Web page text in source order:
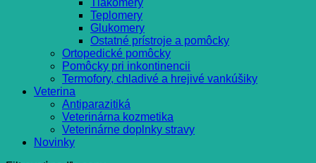
Teplomery
Glukomery
Ostatné prístroje a pomôcky
Ortopedické pomôcky
Pomôcky pri inkontinencii
Termofory, chladivé a hrejivé vankúšiky
Veterina
Antiparazitiká
Veterinárna kozmetika
Veterinárne doplnky stravy
Novinky